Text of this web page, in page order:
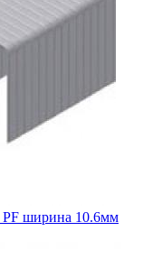
PF ширина 10.6мм